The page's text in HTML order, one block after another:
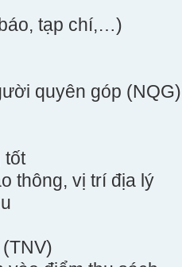
tạp chí,…)
quyên góp
tốt
thông, vị trí địa lý